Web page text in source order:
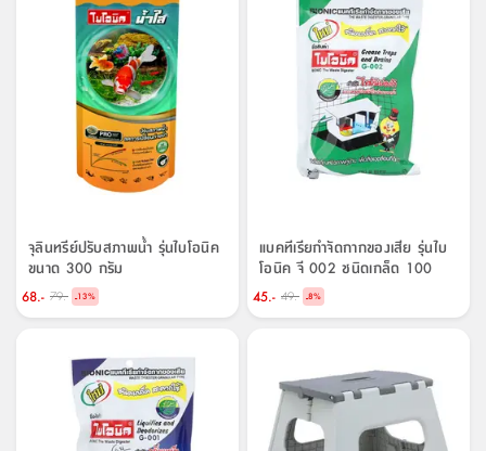
จุลินทรีย์ปรับสภาพน้ำ รุ่นไบโอนิค
ขนาด 300 กรัม
68.- 79.- -13%
แบคทีเรียกำจัดกากของเสีย รุ่นไบ
โอนิค จี 002 ชนิดเกล็ด 100
กรัม - สีเขียว
45.- 49.- -8%